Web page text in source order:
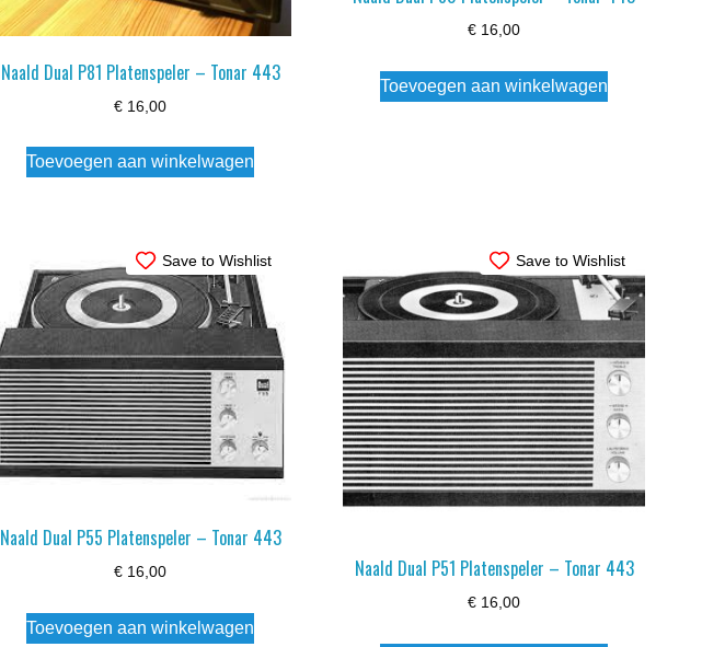
Naald Dual P81 Platenspeler – Tonar 443
€ 16,00
Toevoegen aan winkelwagen
€ 16,00
Toevoegen aan winkelwagen
Save to Wishlist
Naald Dual P55 Platenspeler – Tonar 443
€ 16,00
Toevoegen aan winkelwagen
Save to Wishlist
Naald Dual P51 Platenspeler – Tonar 443
€ 16,00